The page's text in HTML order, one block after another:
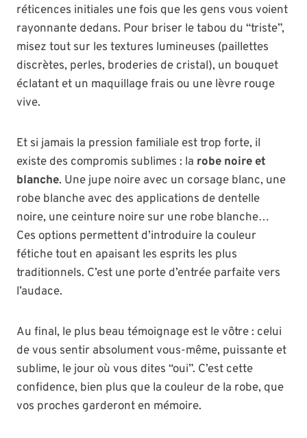
réticences initiales une fois que les gens vous voient
rayonnante dedans. Pour briser le tabou du “triste”,
misez tout sur les textures lumineuses (paillettes
discrètes, perles, broderies de cristal), un bouquet
éclatant et un maquillage frais ou une lèvre rouge
vive.
Et si jamais la pression familiale est trop forte, il
existe des compromis sublimes : la robe noire et
blanche. Une jupe noire avec un corsage blanc, une
robe blanche avec des applications de dentelle
noire, une ceinture noire sur une robe blanche…
Ces options permettent d’introduire la couleur
fétiche tout en apaisant les esprits les plus
traditionnels. C’est une porte d’entrée parfaite vers
l’audace.
Au final, le plus beau témoignage est le vôtre : celui
de vous sentir absolument vous-même, puissante et
sublime, le jour où vous dites “oui”. C’est cette
confidence, bien plus que la couleur de la robe, que
vos proches garderont en mémoire.